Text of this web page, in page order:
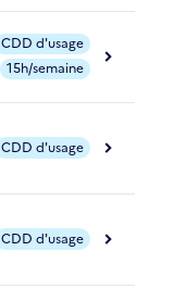
CDD d'usage
15h/semaine
CDD d'usage
CDD d'usage